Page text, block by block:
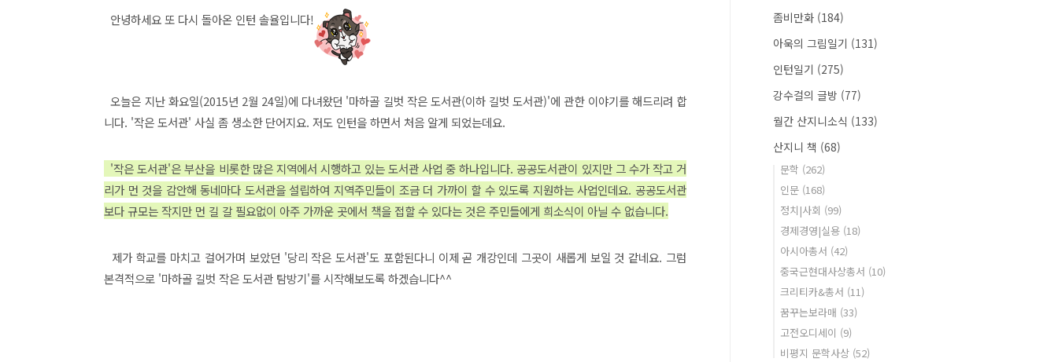
안녕하세요 또 다시 돌아온 인턴 솔율입니다!
오늘은 지난 화요일(2015년 2월 24일)에 다녀왔던 '마하골 길벗 작은 도서관(이하 길벗 도서관)'에 관한 이야기를 해드리려 합
니다. '작은 도서관' 사실 좀 생소한 단어지요. 저도 인턴을 하면서 처음 알게 되었는데요.
'작은 도서관'은 부산을 비롯한 많은 지역에서 시행하고 있는 도서관 사업 중 하나입니다. 공공도서관이 있지만 그 수가 작고 거
리가 먼 것을 감안해 동네마다 도서관을 설립하여 지역주민들이 조금 더 가까이 할 수 있도록 지원하는 사업인데요. 공공도서관
보다 규모는 작지만 먼 길 갈 필요없이 아주 가까운 곳에서 책을 접할 수 있다는 것은 주민들에게 희소식이 아닐 수 없습니다.
제가 학교를 마치고 걸어가며 보았던 '당리 작은 도서관'도 포함된다니 이제 곧 개강인데 그곳이 새롭게 보일 것 같네요. 그럼
본격적으로 '마하골 길벗 작은 도서관 탐방기'를 시작해보도록 하겠습니다^^
좀비만화 (184)
아욱의 그림일기 (131)
인턴일기 (275)
강수걸의 글방 (77)
월간 산지니소식 (133)
산지니 책 (68)
문학 (262)
인문 (168)
정치|사회 (99)
경제경영|실용 (18)
아시아총서 (42)
중국근현대사상총서 (10)
크리티카&총서 (11)
꿈꾸는보라매 (33)
고전오디세이 (9)
비평지 문학사상 (52)